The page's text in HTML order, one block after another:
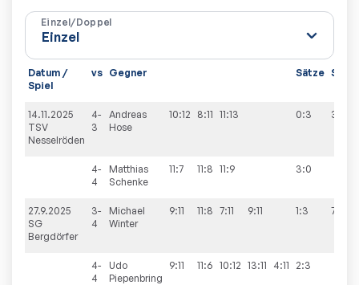
Einzel/Doppel
Datum /
Spiel
vs Gegner Sätze
14.11.2025
TSV
Nesselröden
4-
3
Andreas
Hose
10:12 8:11 11:13 0:3 3:7
4-
4
Matthias
Schenke
11:7 11:8 11:9 3:0
27.9.2025
SG
Bergdörfer
3-
4
Michael
Winter
9:11 11:8 7:11 9:11 1:3 7:3
4-
4
Udo
Piepenbring
9:11 11:6 10:12 13:11 4:11 2:3